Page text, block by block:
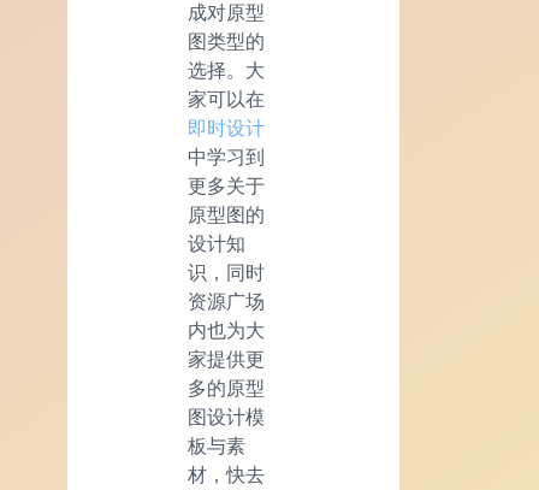
成对原型
图类型的
选择。大
家可以在
即时设计
中学习到
更多关于
原型图的
设计知
识，同时
资源广场
内也为大
家提供更
多的原型
图设计模
板与素
材，快去